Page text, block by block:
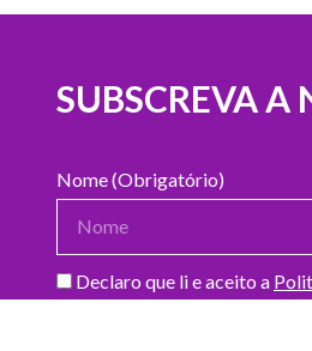
SUBSCREVA A
Nome (Obrigatório)
Declaro que li e aceito a